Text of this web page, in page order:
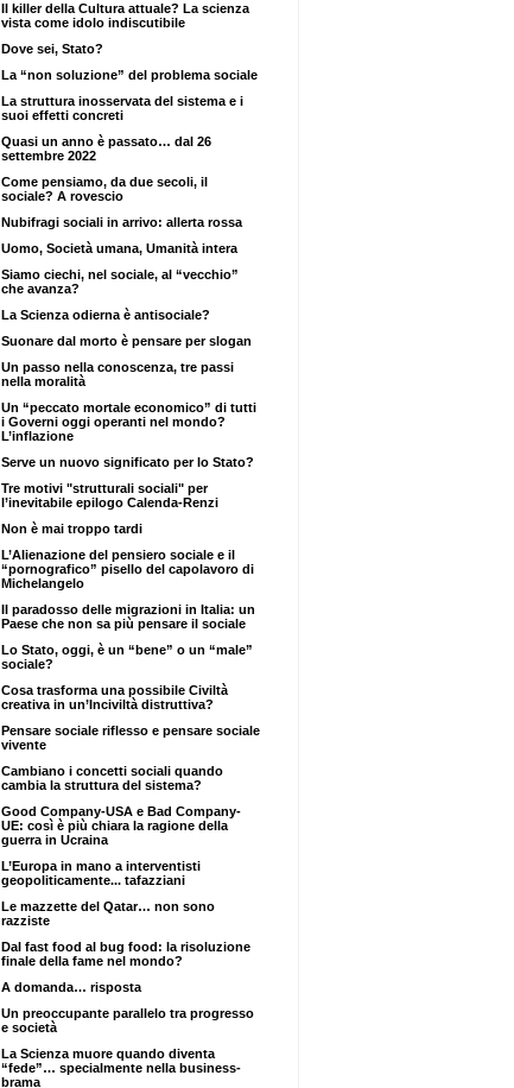
Il killer della Cultura attuale? La scienza
vista come idolo indiscutibile
Dove sei, Stato?
La “non soluzione” del problema sociale
La struttura inosservata del sistema e i
suoi effetti concreti
Quasi un anno è passato… dal 26
settembre 2022
Come pensiamo, da due secoli, il
sociale? A rovescio
Nubifragi sociali in arrivo: allerta rossa
Uomo, Società umana, Umanità intera
Siamo ciechi, nel sociale, al “vecchio”
che avanza?
La Scienza odierna è antisociale?
Suonare dal morto è pensare per slogan
Un passo nella conoscenza, tre passi
nella moralità
Un “peccato mortale economico” di tutti
i Governi oggi operanti nel mondo?
L’inflazione
Serve un nuovo significato per lo Stato?
Tre motivi "strutturali sociali" per
l’inevitabile epilogo Calenda-Renzi
Non è mai troppo tardi
L’Alienazione del pensiero sociale e il
“pornografico” pisello del capolavoro di
Michelangelo
Il paradosso delle migrazioni in Italia: un
Paese che non sa più pensare il sociale
Lo Stato, oggi, è un “bene” o un “male”
sociale?
Cosa trasforma una possibile Civiltà
creativa in un’Inciviltà distruttiva?
Pensare sociale riflesso e pensare sociale
vivente
Cambiano i concetti sociali quando
cambia la struttura del sistema?
Good Company-USA e Bad Company-
UE: così è più chiara la ragione della
guerra in Ucraina
L’Europa in mano a interventisti
geopoliticamente... tafazziani
Le mazzette del Qatar… non sono
razziste
Dal fast food al bug food: la risoluzione
finale della fame nel mondo?
A domanda… risposta
Un preoccupante parallelo tra progresso
e società
La Scienza muore quando diventa
“fede”… specialmente nella business-
brama